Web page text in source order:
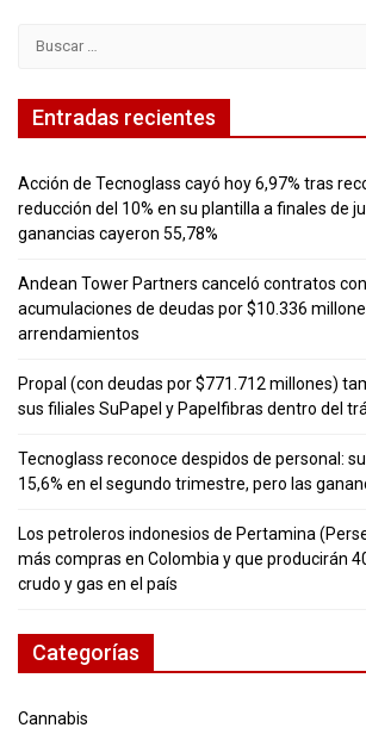
Entradas recientes
Acción de Tecnoglass cayó hoy 6,97% tras
reducción del 10% en su plantilla a finales de
ganancias cayeron 55,78%
Andean Tower Partners canceló contratos
acumulaciones de deudas por $10.336
arrendamientos
Propal (con deudas por $771.712 millones)
sus filiales SuPapel y Papelfibras dentro del
Tecnoglass reconoce despidos de personal:
15,6% en el segundo trimestre, pero las
Los petroleros indonesios de Pertamina
más compras en Colombia y que producirán
crudo y gas en el país
Categorías
Cannabis